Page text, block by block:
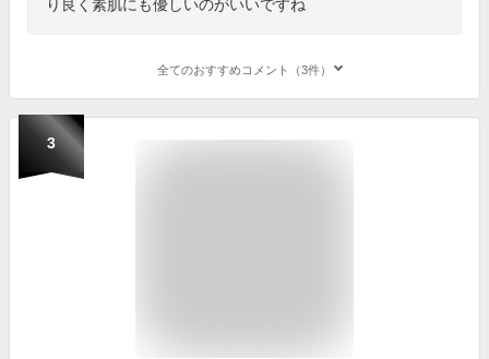
り良く素肌にも優しいのがいいですね
全てのおすすめコメント（3件）
3